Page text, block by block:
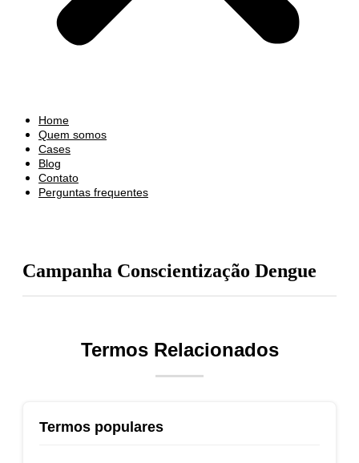
Home
Quem somos
Cases
Blog
Contato
Perguntas frequentes
Campanha Conscientização Dengue
Termos Relacionados
Termos populares